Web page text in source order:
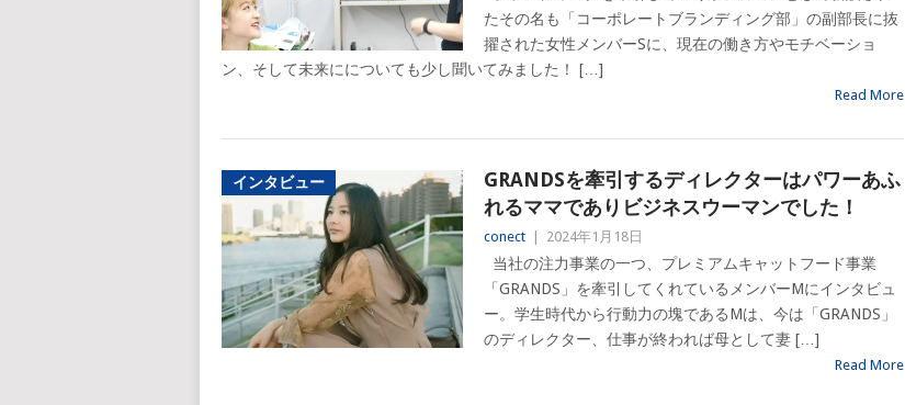
たその名も「コーポレートブランディング部」の副部長に抜
擢された女性メンバーSに、現在の働き方やモチベーショ
ン、そして未来にについても少し聞いてみました！ […]
Read More
インタビュー
GRANDSを牽引するディレクターはパワーあふ
れるママでありビジネスウーマンでした！
conect 2024年1月18日
当社の注力事業の一つ、プレミアムキャットフード事業
「GRANDS」を牽引してくれているメンバーMにインタビュ
ー。学生時代から行動力の塊であるMは、今は「GRANDS」
のディレクター、仕事が終われば母として妻 […]
Read More